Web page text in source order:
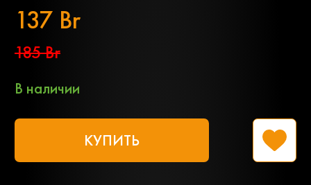
137 Br
185 Br
В наличии
КУПИТЬ